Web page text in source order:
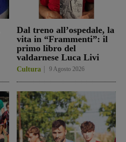
Dal treno all’ospedale, la
vita in “Frammenti”: il
primo libro del
valdarnese Luca Livi
Cultura 9 Agosto 2026